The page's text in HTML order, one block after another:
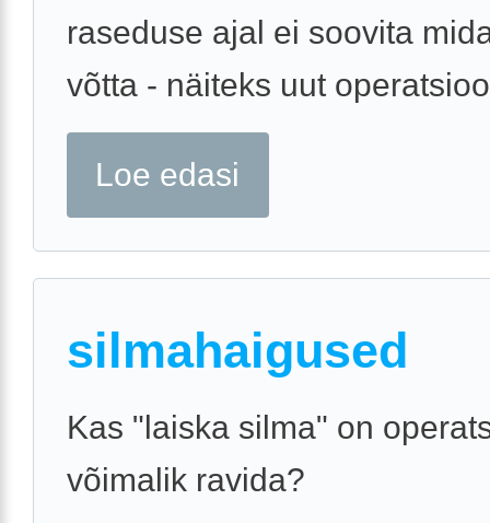
raseduse ajal ei soovita
võtta - näiteks uut
Loe edasi
silmahaigused
Kas "laiska silma" on
võimalik ravida?